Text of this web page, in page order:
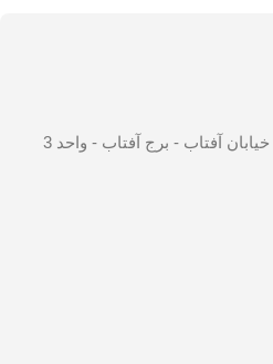
آفتاب - برج آفتاب - واحد 3